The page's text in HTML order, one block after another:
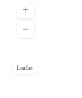
Leaflet